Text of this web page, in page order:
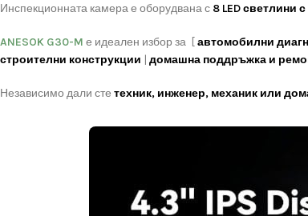
Инспекционната камера е оборудвана с 8 LED светлини
ANESOK G30-M е идеален избор за [автомобилни
строителни конструкции | домашна поддръжка и
Независимо дали сте техник, инженер, механик или